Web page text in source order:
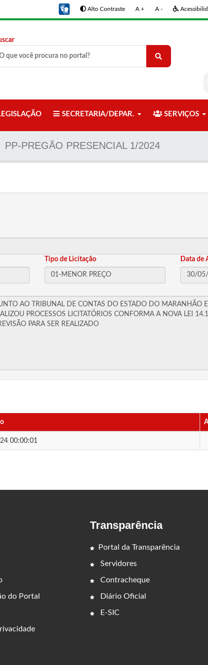
Alto Contraste A + A -
SECRETARIA/DEPAR. SERVIÇOS
PP-PREGÃO PRESENCIAL 1/2024
Tipo de Licitação Data de
00:00:01
do Portal
Transparência
Portal da Transparência
Servidores
Contracheque
Diário Oficial
E-SIC